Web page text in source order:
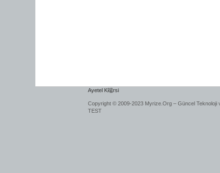
Ayetel K端rsi
Copyright © 2009-2023 Myrize.Org – Güncel Teknoloji
TEST